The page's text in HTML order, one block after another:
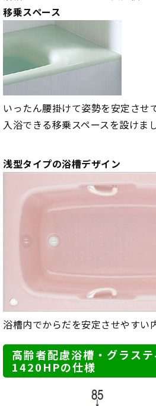
移乗スペース
いったん腰掛けて姿勢を安定させ
入浴できる移乗スペースを設けま
浅型タイプの浴槽デザイン
浴槽内でからだを安定させやすい
高齢者配慮浴槽・グラス
1420HPの仕様